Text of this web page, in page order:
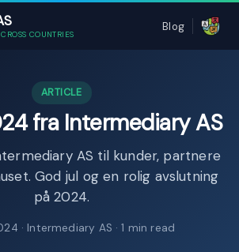
COUNTRIES
Blog
ARTICLE
fra Intermediary AS
AS til kunder, partnere
God jul og en rolig avslutning
på 2024.
· Intermediary AS · 1 min read